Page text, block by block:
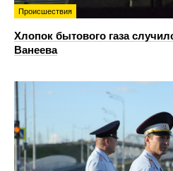
Происшествия
Хлопок бытового газа
Ванеева